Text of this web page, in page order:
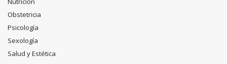
Obstetricia
Psicología
Sexología
Salud y Estética